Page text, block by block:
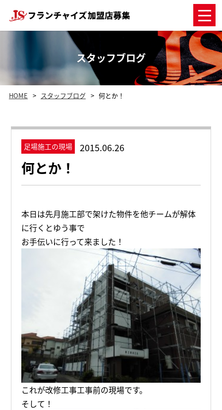
スタッフブログ
HOME スタッフブログ 何とか！
足場施工の現場 2015.06.26
何とか！
本日は先月施工部で架けた物件を他チームが解体
に行くとゆう事で
お手伝いに行って来ました！
これが改修工事工事前の現場です。
そして！